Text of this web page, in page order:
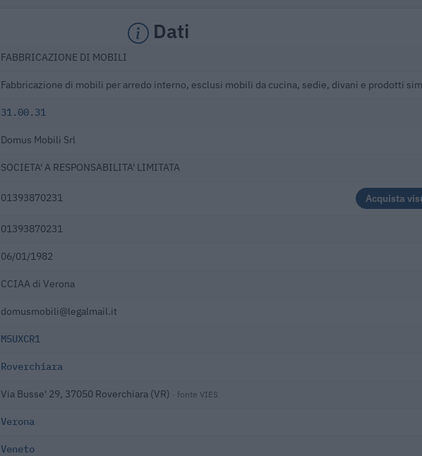
Dati
FABBRICAZIONE DI MOBILI
Fabbricazione di mobili per arredo interno, esclusi mobili da cucina, sedie, divani e prodotti
31.00.31
Domus Mobili Srl
SOCIETA' A RESPONSABILITA' LIMITATA
01393870231 Acquista
01393870231
06/01/1982
CCIAA di Verona
domusmobili@legalmail.it
M5UXCR1
Roverchiara
Via Busse' 29, 37050 Roverchiara (VR) · fonte VIES
Verona
Veneto